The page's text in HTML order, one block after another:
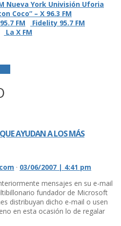
Coco” – X 96.3 FM
Fidelity 95.7 FM
La X FM
AYUDAN A LOS MÁS
· 03/06/2007 | 4:41 pm
mensajes en su e-mail
fundador de Microsoft
distribuyan dicho e-mail o usen
en esta ocasión lo de regalar